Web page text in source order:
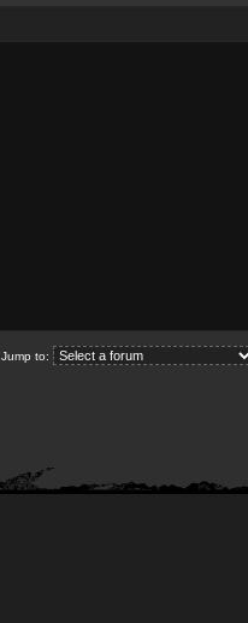
Jump to: